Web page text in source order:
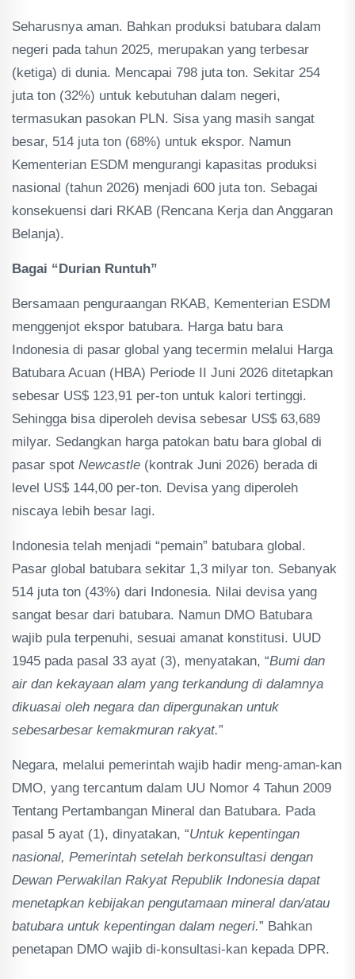
Seharusnya aman. Bahkan produksi batubara dalam
negeri pada tahun 2025, merupakan yang terbesar
(ketiga) di dunia. Mencapai 798 juta ton. Sekitar 254
juta ton (32%) untuk kebutuhan dalam negeri,
termasukan pasokan PLN. Sisa yang masih sangat
besar, 514 juta ton (68%) untuk ekspor. Namun
Kementerian ESDM mengurangi kapasitas produksi
nasional (tahun 2026) menjadi 600 juta ton. Sebagai
konsekuensi dari RKAB (Rencana Kerja dan Anggaran
Belanja).
Bagai “Durian Runtuh”
Bersamaan penguraangan RKAB, Kementerian ESDM
menggenjot ekspor batubara. Harga batu bara
Indonesia di pasar global yang tecermin melalui Harga
Batubara Acuan (HBA) Periode II Juni 2026 ditetapkan
sebesar US$ 123,91 per-ton untuk kalori tertinggi.
Sehingga bisa diperoleh devisa sebesar US$ 63,689
milyar. Sedangkan harga patokan batu bara global di
pasar spot Newcastle (kontrak Juni 2026) berada di
level US$ 144,00 per-ton. Devisa yang diperoleh
niscaya lebih besar lagi.
Indonesia telah menjadi “pemain” batubara global.
Pasar global batubara sekitar 1,3 milyar ton. Sebanyak
514 juta ton (43%) dari Indonesia. Nilai devisa yang
sangat besar dari batubara. Namun DMO Batubara
wajib pula terpenuhi, sesuai amanat konstitusi. UUD
1945 pada pasal 33 ayat (3), menyatakan, “Bumi dan
air dan kekayaan alam yang terkandung di dalamnya
dikuasai oleh negara dan dipergunakan untuk
sebesarbesar kemakmuran rakyat.”
Negara, melalui pemerintah wajib hadir meng-aman-kan
DMO, yang tercantum dalam UU Nomor 4 Tahun 2009
Tentang Pertambangan Mineral dan Batubara. Pada
pasal 5 ayat (1), dinyatakan, “Untuk kepentingan
nasional, Pemerintah setelah berkonsultasi dengan
Dewan Perwakilan Rakyat Republik Indonesia dapat
menetapkan kebijakan pengutamaan mineral dan/atau
batubara untuk kepentingan dalam negeri.” Bahkan
penetapan DMO wajib di-konsultasi-kan kepada DPR.